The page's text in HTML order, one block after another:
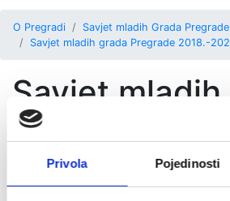
Privola Pojedinosti
O Pregradi
Savjet mladih Grada Pregrade
Savjet mladih grada Pregrade 2018.-
Savjet mladih
Pregrade
Članovi i članice Savjeta mladih: